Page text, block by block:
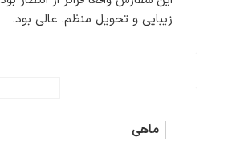
زیبایی و تحویل منظم. عالی بود.
ماهی